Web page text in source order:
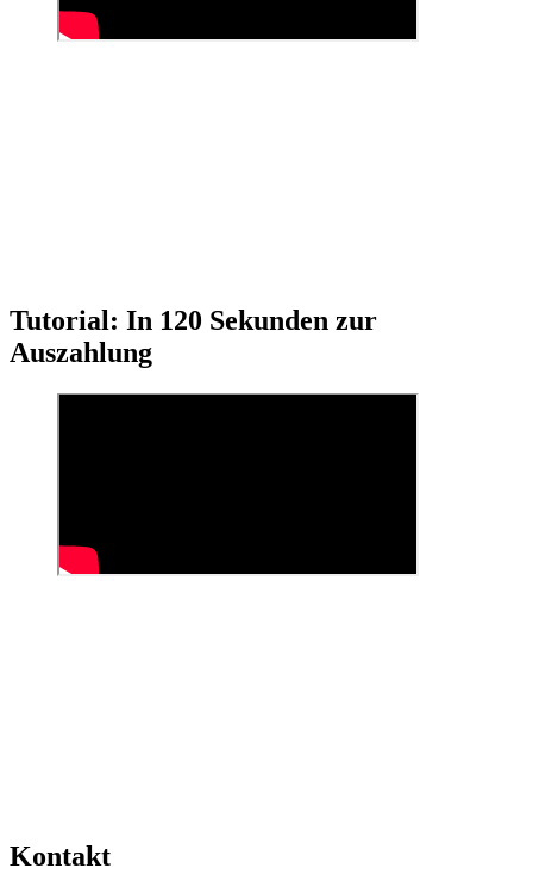
Tutorial: In 120 Sekunden zur
Auszahlung
Kontakt